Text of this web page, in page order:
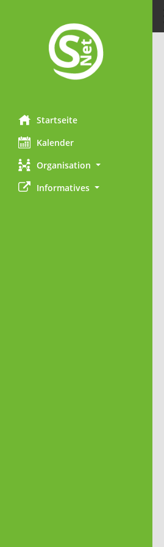
Startseite
Kalender
Organisation
Informatives